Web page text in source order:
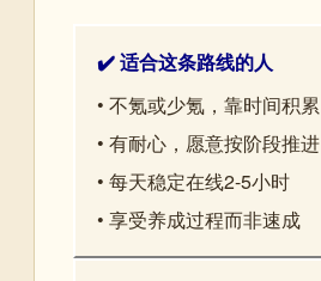
✔️ 适合这条路线的人
• 不氪或少氪，靠时间积累
• 有耐心，愿意按阶段推进
• 每天稳定在线2-5小时
• 享受养成过程而非速成